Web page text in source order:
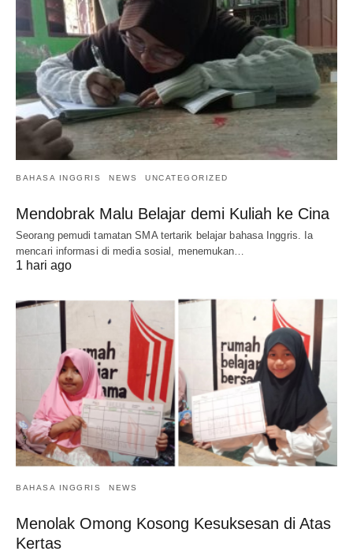
BAHASA INGGRIS NEWS UNCATEGORIZED
Mendobrak Malu Belajar demi Kuliah ke Cina
Seorang pemudi tamatan SMA tertarik belajar bahasa Inggris. Ia
mencari informasi di media sosial, menemukan…
1 hari ago
BAHASA INGGRIS NEWS
Menolak Omong Kosong Kesuksesan di Atas
Kertas